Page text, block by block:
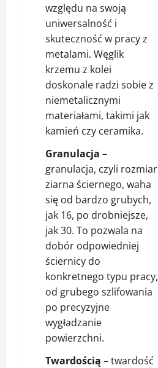
względu na swoją
uniwersalność i
skuteczność w pracy z
metalami. Węglik
krzemu z kolei
doskonale radzi sobie z
niemetalicznymi
materiałami, takimi jak
kamień czy ceramika.
Granulacja –
granulacja, czyli rozmiar
ziarna ściernego, waha
się od bardzo grubych,
jak 16, po drobniejsze,
jak 30. To pozwala na
dobór odpowiedniej
ściernicy do
konkretnego typu pracy,
od grubego szlifowania
po precyzyjne
wygładzanie
powierzchni.
Twardością – twardość